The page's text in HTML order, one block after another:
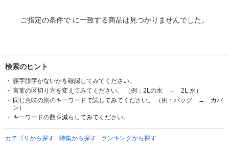
ご指定の条件で に一致する商品は見つかりませんでした。
検索のヒント
誤字脱字がないかを確認してみてください。
言葉の区切り方を変えてみてください。 （例：2Lの水 → 2L 水）
同じ意味の別のキーワードで試してみてください。 （例：バッグ → カバ
ン）
キーワードの数を減らしてみてください。
カテゴリから探す 特集から探す ランキングから探す